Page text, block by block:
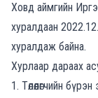
Ховд аймгийн
хуралдаан
хуралдаж байна.
Хурлаар дараах
1. Төлөөлөгчийн